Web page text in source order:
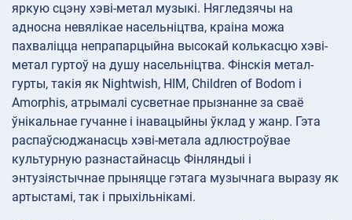
яркую сцэну хэві-метал музыкі. Нягледзячы на
адносна невялікае насельніцтва, краіна можа
пахваліцца непрапарцыйна высокай колькасцю хэві-
метал гуртоў на душу насельніцтва. Фінскія метал-
гурты, такія як Nightwish, HIM, Children of Bodom і
Amorphis, атрымалі сусветнае прызнанне за сваё
ўнікальнае гучанне і інавацыйны ўклад у жанр. Гэта
распаўсюджанасць хэві-метала адлюстроўвае
культурную разнастайнасць Фінляндыі і
энтузіястычнае прыняцце гэтага музычнага выразу як
артыстамі, так і прыхільнікамі.